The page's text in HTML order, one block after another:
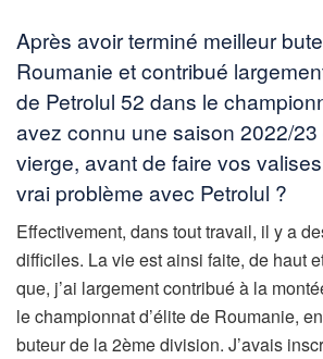
Après avoir terminé meilleur
Roumanie et contribué
de Petrolul 52 dans le
avez connu une saison 2022/
vierge, avant de faire vos
vrai problème avec Petrolul ?
Effectivement, dans tout travail, il y a
difficiles. La vie est ainsi faite, de haut
que, j’ai largement contribué à la
le championnat d’élite de Roumanie,
buteur de la 2ème division. J’avais